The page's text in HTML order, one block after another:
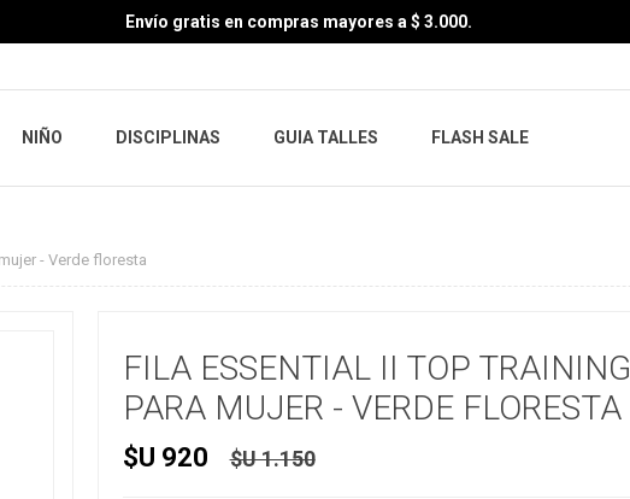
Envío gratis en compras mayores a $ 3.000.
NIÑO DISCIPLINAS GUIA TALLES FLASH SALE
- Verde floresta
FILA ESSENTIAL II TOP TRAINING
PARA MUJER - VERDE FLORESTA
$U 920 $U 1.150